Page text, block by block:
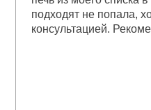
подходят не попала,
консультацией.